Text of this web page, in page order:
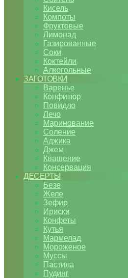
Кисель
Компоты
Фруктовые
Лимонад
Газированные
Соки
Коктейли
Алкогольные
ЗАГОТОВКИ
Варенье
Конфитюр
Повидло
Лечо
Маринование
Соление
Аджика
Джем
Квашение
Консервация
ДЕСЕРТЫ
Безе
Желе
Зефир
Ириски
Конфеты
Кутья
Мармелад
Мороженое
Муссы
Пастила
Пудинг